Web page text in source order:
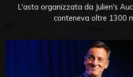
L'asta organizzata da Julien's
conteneva oltre 1300